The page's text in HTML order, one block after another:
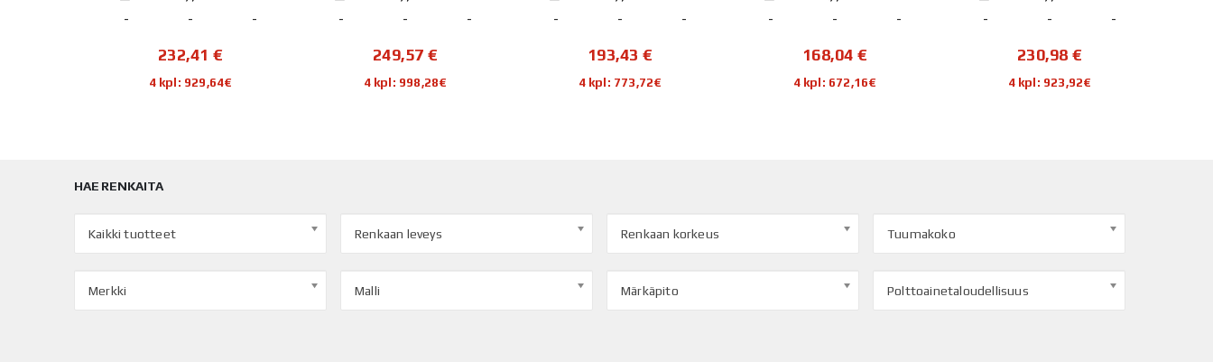
- - -
232,41 €
4 kpl: 929,64€
- - -
249,57 €
4 kpl: 998,28€
- - -
193,43 €
4 kpl: 773,72€
- - -
168,04 €
4 kpl: 672,16€
- - -
230,98 €
4 kpl: 923,92€
HAE RENKAITA
Kaikki tuotteet Renkaan leveys Renkaan korkeus Tuumakoko
Merkki Malli Märkäpito Polttoainetaloudellisuus